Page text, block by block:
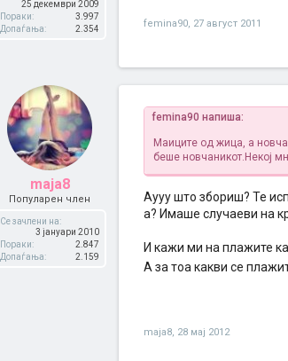
25 декември 2009
Пораки:
3.997
Допаѓања:
2.354 femina90, 27 август 2011
maja8
Популарен член
Се зачлени на:
3 јануари 2010
Пораки:
2.847
Допаѓања:
2.159
femina90 напиша:
Маиците од жица, а
беше новчаникот.Некој
Аууу што збориш? Те
а? Имаше случаеви на
И кажи ми на плажите
А за тоа какви се
maja8, 28 мај 2012